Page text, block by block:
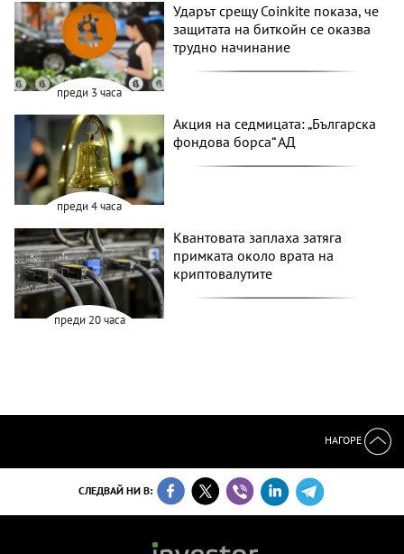
преди 3 часа
Ударът срещу Coinkite показа, че
защитата на биткойн се оказва
трудно начинание
преди 4 часа
Акция на седмицата: „Българска
фондова борса“ АД
преди 20 часа
Квантовата заплаха затяга
примката около врата на
криптовалутите
НАГОРЕ
СЛЕДВАЙ НИ В: